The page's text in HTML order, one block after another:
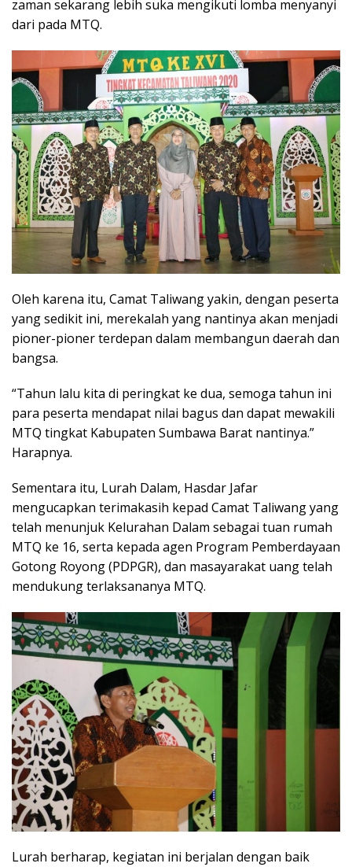
zaman sekarang lebih suka mengikuti lomba menyanyi
dari pada MTQ.
Oleh karena itu, Camat Taliwang yakin, dengan peserta
yang sedikit ini, merekalah yang nantinya akan menjadi
pioner-pioner terdepan dalam membangun daerah dan
bangsa.
“Tahun lalu kita di peringkat ke dua, semoga tahun ini
para peserta mendapat nilai bagus dan dapat mewakili
MTQ tingkat Kabupaten Sumbawa Barat nantinya.”
Harapnya.
Sementara itu, Lurah Dalam, Hasdar Jafar
mengucapkan terimakasih kepad Camat Taliwang yang
telah menunjuk Kelurahan Dalam sebagai tuan rumah
MTQ ke 16, serta kepada agen Program Pemberdayaan
Gotong Royong (PDPGR), dan masayarakat uang telah
mendukung terlaksananya MTQ.
Lurah berharap, kegiatan ini berjalan dengan baik